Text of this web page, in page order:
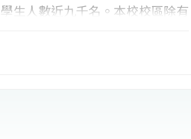
生人數近九千名。本校校區除有
食品科學與餐飲管理結合養生